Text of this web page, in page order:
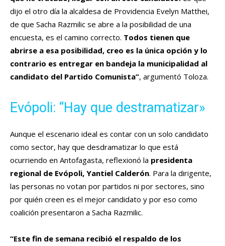
dijo el otro día la alcaldesa de Providencia Evelyn Matthei,
de que Sacha Razmilic se abre a la posibilidad de una
encuesta, es el camino correcto. Todos tienen que
abrirse a esa posibilidad, creo es la única opción y lo
contrario es entregar en bandeja la municipalidad al
candidato del Partido Comunista”, argumentó Toloza.
Evópoli: “Hay que destramatizar»
Aunque el escenario ideal es contar con un solo candidato
como sector, hay que desdramatizar lo que está
ocurriendo en Antofagasta, reflexionó la presidenta
regional de Evópoli, Yantiel Calderón. Para la dirigente,
las personas no votan por partidos ni por sectores, sino
por quién creen es el mejor candidato y por eso como
coalición presentaron a Sacha Razmilic.
“Este fin de semana recibió el respaldo de los